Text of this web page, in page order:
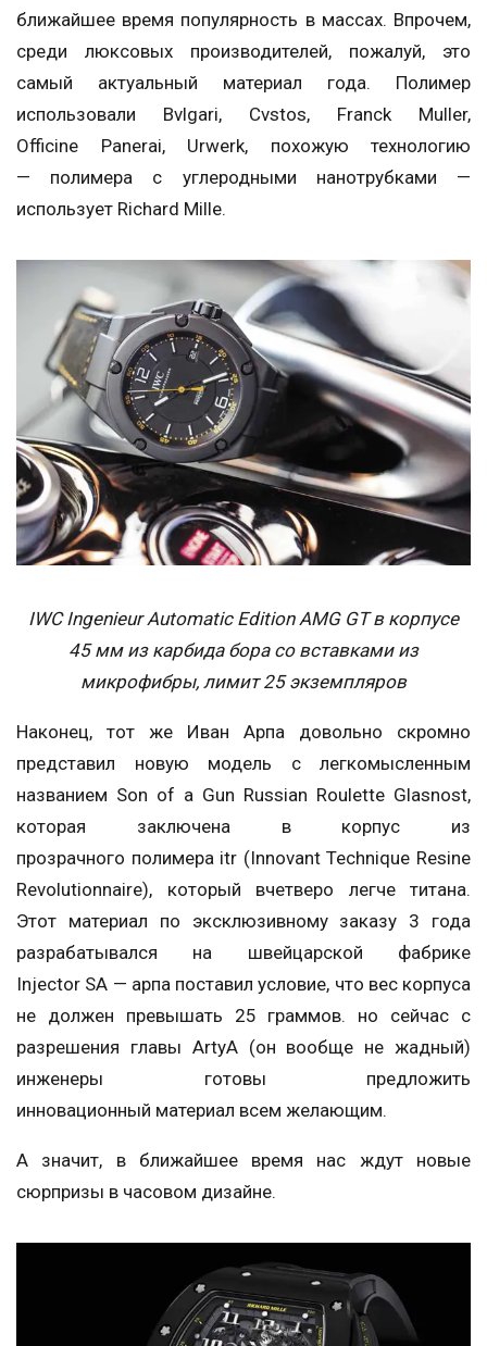
ближайшее время популярность в массах. Впрочем,
среди люксовых производителей, пожалуй, это
самый актуальный материал года. Полимер
использовали Bvlgari, Cvstos, Franck Muller,
Officine Panerai, Urwerk, похожую технологию
— полимера с углеродными нанотрубками —
использует Richard Mille.
IWC Ingenieur Automatic Edition AMG GT в корпусе
45 мм из карбида бора со вставками из
микрофибры, лимит 25 экземпляров
Наконец, тот же Иван Арпа довольно скромно
представил новую модель с легкомысленным
названием Son of a Gun Russian Roulette Glasnost,
которая заключена в корпус из
прозрачного полимера itr (Innovant Technique Resine
Revolutionnaire), который вчетверо легче титана.
Этот материал по эксклюзивному заказу 3 года
разрабатывался на швейцарской фабрике
Injector SA — арпа поставил условие, что вес корпуса
не должен превышать 25 граммов. но сейчас с
разрешения главы ArtyA (он вообще не жадный)
инженеры готовы предложить
инновационный материал всем желающим.
А значит, в ближайшее время нас ждут новые
сюрпризы в часовом дизайне.